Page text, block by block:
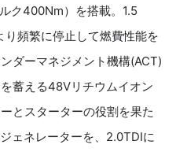
ク400Nm）を搭載。1.5
頻繁に停止して燃費性能を
ダーマネジメント機構(ACT)
蓄える48Vリチウムイオン
とスターターの役割を果た
ェネレーターを、2.0TDIに